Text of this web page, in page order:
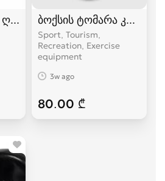
ბოქსის ტომარა კრივის
Sport, Tourism,
Recreation, Exercise
equipment
3w ago
80.00 ₾